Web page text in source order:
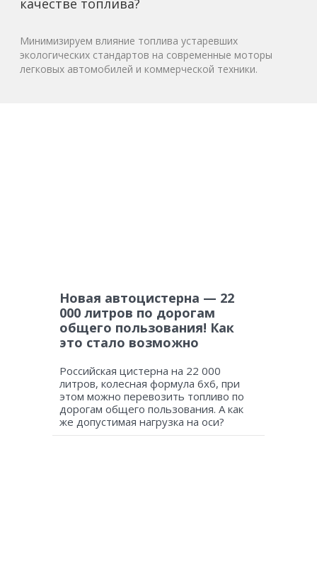
Минимизируем влияние топлива устаревших
экологических стандартов на современные моторы
легковых автомобилей и коммерческой техники.
Новая автоцистерна — 22
000 литров по дорогам
общего пользования! Как
это стало возможно
Российская цистерна на 22 000
литров, колесная формула 6х6, при
этом можно перевозить топливо по
дорогам общего пользования. А как
же допустимая нагрузка на оси?